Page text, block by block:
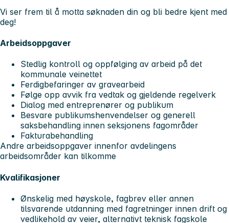
Vi ser frem til å motta søknaden din og bli bedre kjent med
deg!
Arbeidsoppgaver
Stedlig kontroll og oppfølging av arbeid på det
kommunale veinettet
Ferdigbefaringer av gravearbeid
Følge opp avvik fra vedtak og gjeldende regelverk
Dialog med entreprenører og publikum
Besvare publikumshenvendelser og generell
saksbehandling innen seksjonens fagområder
Fakturabehandling
Andre arbeidsoppgaver innenfor avdelingens
arbeidsområder kan tilkomme
Kvalifikasjoner
Ønskelig med høyskole, fagbrev eller annen
tilsvarende utdanning med fagretninger innen drift og
vedlikehold av veier, alternativt teknisk fagskole